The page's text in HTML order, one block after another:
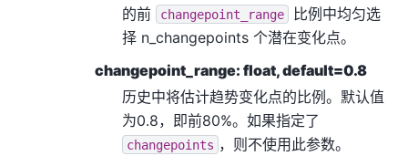
的前
changepoint_range
比例中均匀选
择 n_changepoints 个潜在变化点。
changepoint_range: float, default=0.8
历史中将估计趋势变化点的比例。默认值
为0.8，即前80%。如果指定了
changepoints ，则不使用此参数。